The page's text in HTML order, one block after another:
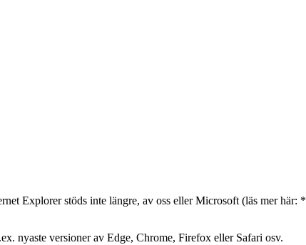
Explorer stöds inte längre, av oss eller Microsoft (läs mer här: *
nyaste versioner av Edge, Chrome, Firefox eller Safari osv.